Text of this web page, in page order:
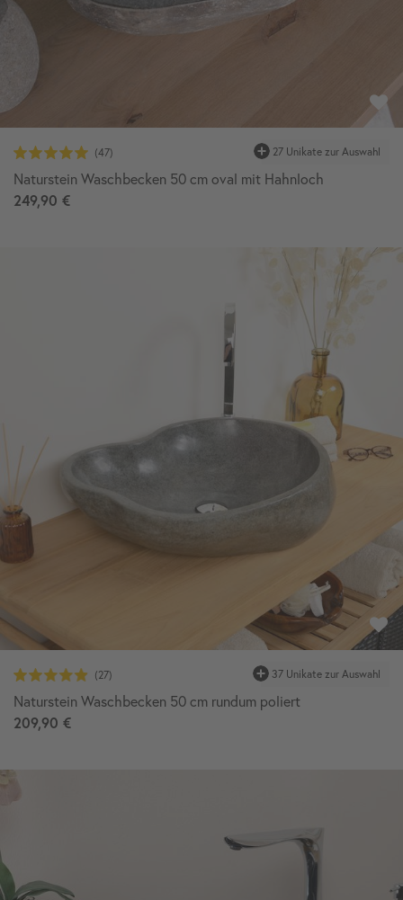
27 Unikate zur Auswahl
Naturstein Waschbecken 50 cm oval mit Hahnloch
249,90 €
37 Unikate zur Auswahl
Naturstein Waschbecken 50 cm rundum poliert
209,90 €